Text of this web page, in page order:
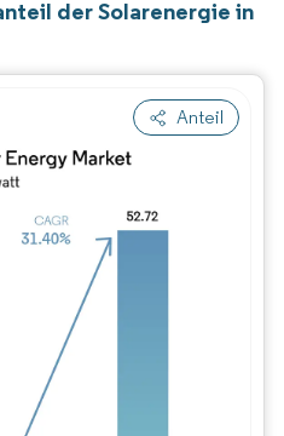
der Solarenergie in
Anteil
Bild © Mordor Intelligence.